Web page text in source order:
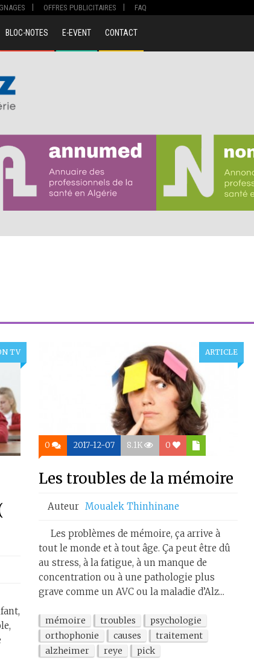
OFFRES PUBLICITAIRES FAQ
BLOC-NOTES E-EVENT CONTACT
TV ARTICLE
0 2017-12-07 8.1K 0
Les troubles de la mémoire
Auteur Moualek Thinhinane
Les problèmes de mémoire, ça arrive à
tout le monde et à tout âge. Ça peut être dû
au stress, à la fatigue, à un manque de
concentration ou à une pathologie plus
grave comme un AVC ou la maladie d’Alz...
mémoire troubles
psychologie
orthophonie
causes
traitement
alzheimer
reye pick